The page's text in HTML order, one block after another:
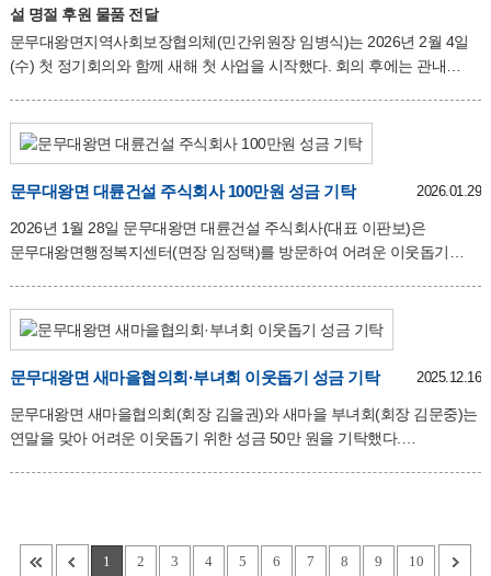
운동을 통해 지역사회 사랑을 실천하고 있다. 임정택 문무대왕면장은
“매년 따뜻한 마음으로 이웃과 함께해주시는 동경주새마을금고 모든
관계자분들께 감사의 인사를 드리며, 앞으로도 믿고 찾는 우리지역
서민금융으로 더불어 사는 지
설 명절 후원 물품 전달
문무대왕면지역사회보장협의체(민간위원장 임병식)는 2026년 2월 4일
(수) 첫 정기회의와 함께 새해 첫 사업을 시작했다. 회의 후에는 관내
일일이 방문하여 새해 인사와 함께 사랑과 정성으로 직접 전달하였다.
임병식 민간위원장은 “모두가 즐거워해야 할 설명절 문무대왕면에는
소외받는 이웃들이 없어지길 바라는 마음으로 이 사업을 시작했으며
노력을 하겠다.”며 한 해의 포부를 밝혔다. 이에 임정택 문무대왕면장은
“지역사회보장협의체가 어려운 이웃들을 위해 살만한 마을, 행복한
마을로 만들어주셔서 감사하다”며
문무대왕면 대륜건설 주식회사 100만원 성금 기탁 2026.01.29
2026년 1월 28일 문무대왕면 대륜건설 주식회사(대표 이판보)은
문무대왕면행정복지센터(면장 임정택)를 방문하여 어려운 이웃돕기
되기를 바라며 따뜻한 겨울을 보낼 수 있으면 좋겠다”고 말했다. 이에
임정택 면장은 “모두가 힘든 시기에 이웃을 위한 관심과 사랑으로 성금을
기탁한 대륜건설에 감사의 마음을 전하며 기탁한 성금이 잘 전달되어
문무대왕면 새마을협의회·부녀회 이웃돕기 성금 기탁 2025.12.16
문무대왕면 새마을협의회(회장 김을권)와 새마을 부녀회(회장 김문중)는
연말을 맞아 어려운 이웃돕기 위한 성금 50만 원을 기탁했다.
나누고 있다. 새마을협의회와 부녀회 관계자는 “작은 정성이지만 도움이
1 2 3 4 5 6 7 8 9 10